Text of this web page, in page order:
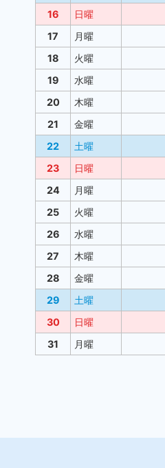
16
日曜
17
月曜
18
火曜
19
水曜
20
木曜
21
金曜
22
土曜
23
日曜
24
月曜
25
火曜
26
水曜
27
木曜
28
金曜
29
土曜
30
日曜
31
月曜